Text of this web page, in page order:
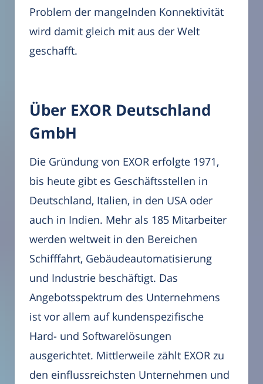
Problem der mangelnden Konnektivität
wird damit gleich mit aus der Welt
geschafft.
Über EXOR Deutschland
GmbH
Die Gründung von EXOR erfolgte 1971,
bis heute gibt es Geschäftsstellen in
Deutschland, Italien, in den USA oder
auch in Indien. Mehr als 185 Mitarbeiter
werden weltweit in den Bereichen
Schifffahrt, Gebäudeautomatisierung
und Industrie beschäftigt. Das
Angebotsspektrum des Unternehmens
ist vor allem auf kundenspezifische
Hard- und Softwarelösungen
ausgerichtet. Mittlerweile zählt EXOR zu
den einflussreichsten Unternehmen und